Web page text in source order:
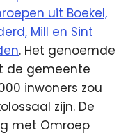
uit Boekel,
Mill en Sint
. Het genoemde
de gemeente
inwoners zou
zijn. De
met Omroep